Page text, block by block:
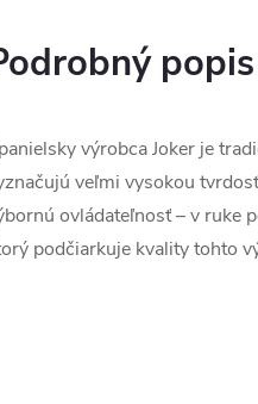
popis
výrobca Joker je
veľmi vysokou
ovládateľnosť – v ruke
podčiarkuje kvality tohto